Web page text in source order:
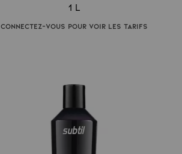
1 L
Connectez-vous pour voir les tarifs